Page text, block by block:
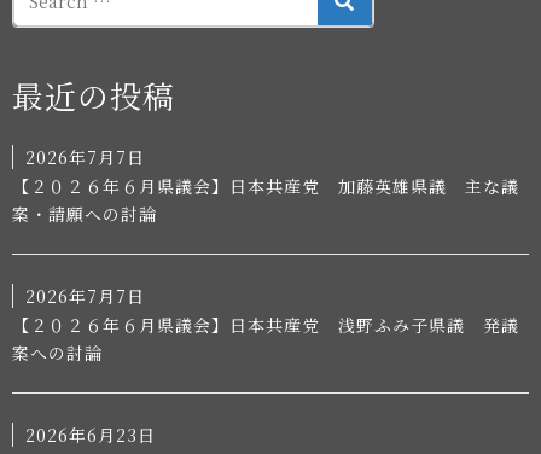
SEARCH
最近の投稿
2026年7月7日
【２０２６年６月県議会】日本共産党 加藤英雄県議 主な議
案・請願への討論
2026年7月7日
【２０２６年６月県議会】日本共産党 浅野ふみ子県議 発議
案への討論
2026年6月23日